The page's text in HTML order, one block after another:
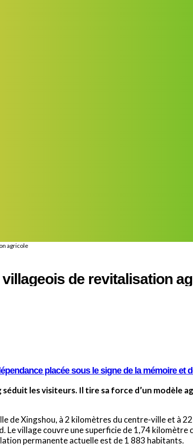
agricole
de revitalisation
placée sous le signe de la mémoire et
les visiteurs. Il tire sa force d’un
de Xingshou, à 2 kilomètres du centre-ville et à
Le village couvre une superficie de 1,74 kilomètre
permanente actuelle est de 1 883 habitants.